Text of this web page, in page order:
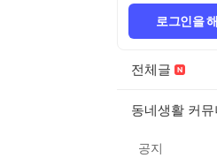
로그인을
전체글
동네생활 커뮤
공지